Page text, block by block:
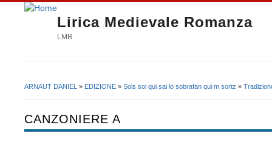
Lirica Medievale Romanza
LMR
ARNAUT DANIEL » EDIZIONE » Sols soi qui sai lo sobrafan qui∙m sortz »
CANZONIERE A